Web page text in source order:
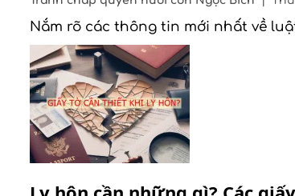
Nắm rõ các thông tin mới nhất về